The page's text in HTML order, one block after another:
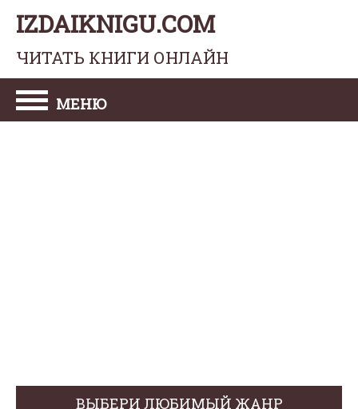
IZDAIKNIGU.COM
ЧИТАТЬ КНИГИ ОНЛАЙН
МЕНЮ
ВЫБЕРИ ЛЮБИМЫЙ ЖАНР